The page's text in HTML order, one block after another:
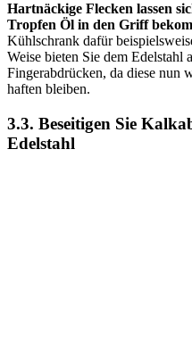
Hartnäckige Flecken lassen
Tropfen Öl in den Griff
Kühlschrank dafür
Weise bieten Sie dem Edelstahl
Fingerabdrücken, da diese nun
haften bleiben.
3.3. Beseitigen Sie
Edelstahl